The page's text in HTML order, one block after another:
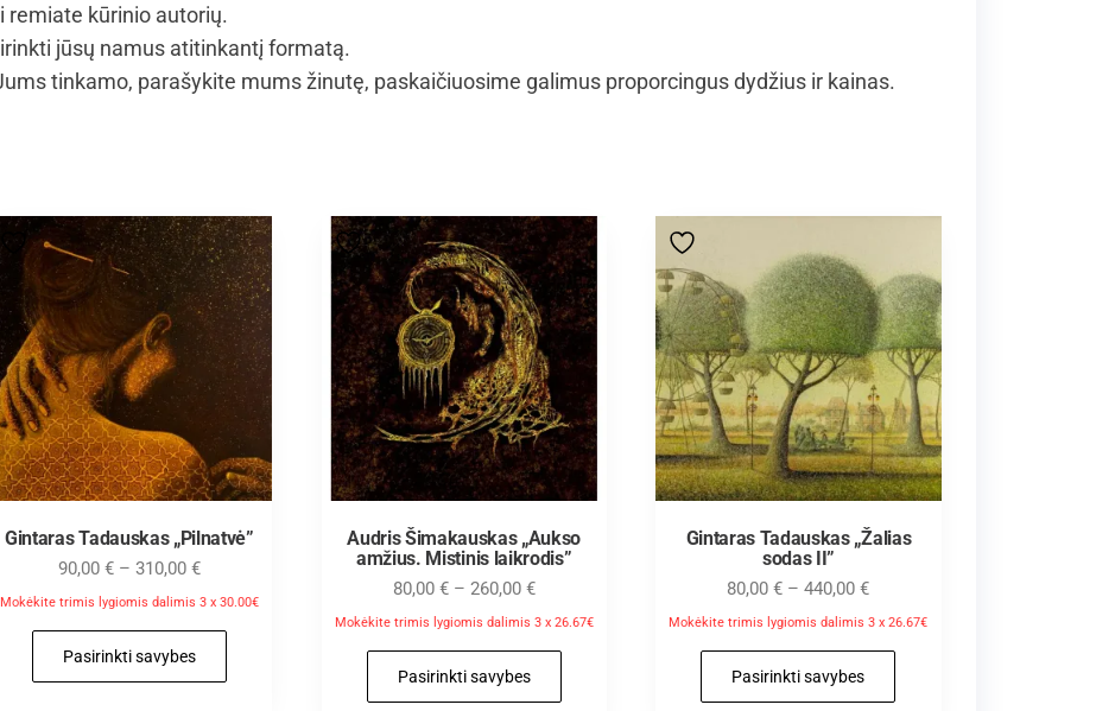
remiate kūrinio autorių.
jūsų namus atitinkantį formatą.
tinkamo, parašykite mums žinutę, paskaičiuosime galimus proporcingus dydžius ir kainas.
Gintaras Tadauskas „Pilnatvė”
90,00 € – 310,00 €
Mokėkite trimis lygiomis dalimis 3 x 30.00€
Pasirinkti savybes
Audris Šimakauskas „Aukso
amžius. Mistinis laikrodis”
80,00 € – 260,00 €
Mokėkite trimis lygiomis dalimis 3 x 26.67€
Pasirinkti savybes
Gintaras Tadauskas „Žalias
sodas II”
80,00€ – 440,00€
Mokėkite trimis lygiomis dalimis 3 x 26.67€
Pasirinkti savybes